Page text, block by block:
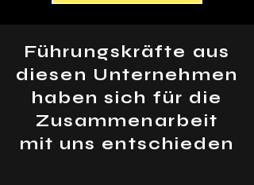
Führungskräfte aus
diesen Unternehmen
haben sich für die
Zusammenarbeit
mit uns entschieden